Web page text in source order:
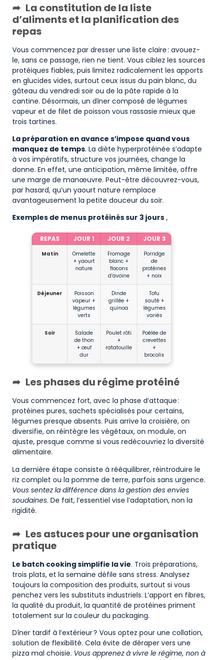
La constitution de la liste
d’aliments et la planification des
repas
Vous commencez par dresser une liste claire : avouez-
le, sans ce passage, rien ne tient. Vous ciblez les sources
protéiques fiables, puis limitez radicalement les apports
en glucides vides, surtout ceux issus du pain blanc, du
gâteau du vendredi soir ou de la pâte rapide à la
cantine. Désormais, un dîner composé de légumes
vapeur et de filet de poisson vous rassasie mieux que
trois tartines.
La préparation en avance s’impose quand vous
manquez de temps. La diète hyperprotéinée s’adapte
à vos impératifs, structure vos journées, change la
donne. En effet, une anticipation, même limitée, offre
une marge de manœuvre. Peut-être découvrez-vous,
par hasard, qu’un yaourt nature remplace
avantageusement la petite douceur du soir.
Exemples de menus protéinés sur 3 jours ,
REPAS JOUR 1 JOUR 2 JOUR 3
Matin
Omelette
+ yaourt
nature
Fromage
blanc +
flocons
d’avoine
Porridge
de
protéines
+ noix
Déjeuner
Poisson
vapeur +
légumes
verts
Dinde
grillée +
quinoa
Tofu
sauté +
légumes
variés
Soir
Salade
de thon
+ œuf
dur
Poulet rôti
+
ratatouille
Poêlée de
crevettes
+
brocolis
Les phases du régime protéiné
Vous commencez fort, avec la phase d’attaque :
protéines pures, sachets spécialisés pour certains,
légumes presque absents. Puis arrive la croisière, on
diversifie, on réintègre les végétaux, on module, on
ajuste, presque comme si vous redécouvriez la diversité
alimentaire.
La dernière étape consiste à rééquilibrer, réintroduire le
riz complet ou la pomme de terre, parfois sans urgence.
Vous sentez la différence dans la gestion des envies
soudaines. De fait, l’essentiel vise l’adaptation, non la
rigidité.
Les astuces pour une organisation
pratique
Le batch cooking simplifie la vie. Trois préparations,
trois plats, et la semaine défile sans stress. Analysez
toujours la composition des produits, surtout si vous
penchez vers les substituts industriels. L’apport en fibres,
la qualité du produit, la quantité de protéines priment
totalement sur la couleur du packaging.
Dîner tardif à l’extérieur ? Vous optez pour une collation,
solution de flexibilité. Cela évite de déraper vers une
pizza mal choisie. Vous apprenez à vivre le régime, non à